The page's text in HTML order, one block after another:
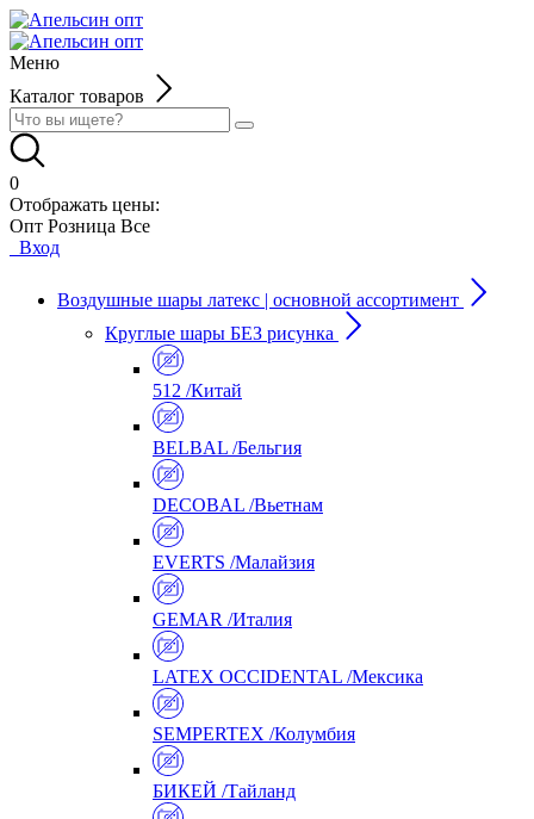
Меню
Каталог товаров
0
Отображать цены:
Опт Розница Все
Вход
Воздушные шары латекс | основной ассортимент
Круглые шары БЕЗ рисунка
512 /Китай
BELBAL /Бельгия
DECOBAL /Вьетнам
EVERTS /Малайзия
GEMAR /Италия
LATEX OCCIDENTAL /Мексика
SEMPERTEX /Колумбия
БИКЕЙ /Тайланд